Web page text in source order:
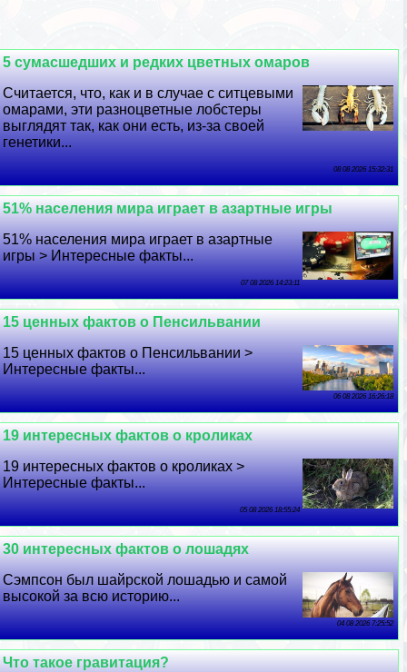
5 cyмacшедших и редких цветных омаров
Считается, что, как и в случае с ситцевыми
омарами, эти разноцветные лобстеры
выглядят так, как они есть, из-за своей
генетики...
08 08 2026 15:32:31
51% населения мира играет в азapтные игры
51% населения мира играет в азapтные
игры > Интересные факты...
07 08 2026 14:23:11
15 ценных фактов о Пенсильвании
15 ценных фактов о Пенсильвании >
Интересные факты...
06 08 2026 16:26:18
19 интересных фактов о кроликах
19 интересных фактов о кроликах >
Интересные факты...
05 08 2026 18:55:24
30 интересных фактов о лошадях
Сэмпсон был шайрской лошадью и самой
высокой за всю историю...
04 08 2026 7:25:52
Что такое гравитация?